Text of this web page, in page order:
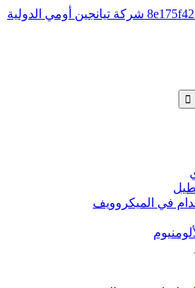
شركة تيانجين أومي الدولية
في الميكروويف